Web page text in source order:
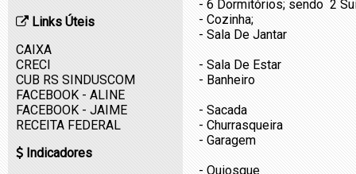
Links Úteis
CAIXA
CRECI
CUB RS SINDUSCOM
FACEBOOK - ALINE
FACEBOOK - JAIME
RECEITA FEDERAL
Indicadores
- 6 Dormitórios; sendo 2
- Cozinha;
- Sala De Jantar
- Sala De Estar
- Banheiro
- Sacada
- Churrasqueira
- Garagem
- Quiosque